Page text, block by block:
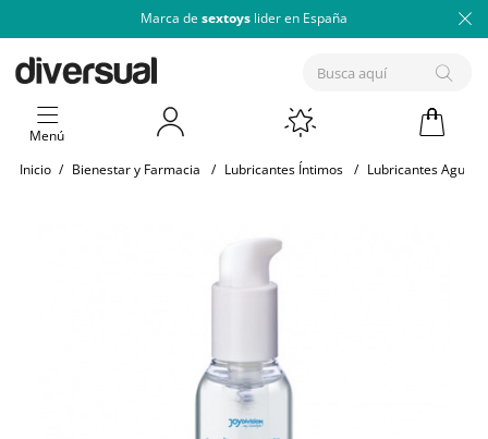
Marca de sextoys lider en España
Menú
Inicio / Bienestar y Farmacia / Lubricantes Íntimos / Lubricantes Agua